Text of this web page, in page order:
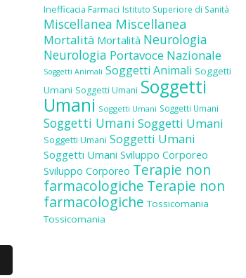
Inefficacia Farmaci Istituto Superiore di Sanità
Miscellanea Miscellanea
Mortalità Mortalità Neurologia
Neurologia Portavoce Nazionale
Soggetti Animali Soggetti Animali Soggetti
Umani Soggetti Umani Soggetti
Umani Soggetti Umani Soggetti Umani
Soggetti Umani Soggetti Umani
Soggetti Umani Soggetti Umani
Soggetti Umani Sviluppo Corporeo
Sviluppo Corporeo Terapie non
farmacologiche Terapie non
farmacologiche Tossicomania
Tossicomania